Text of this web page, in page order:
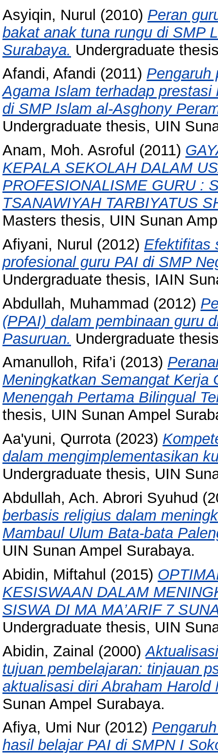
Asyiqin, Nurul (2010) Peran
bakat anak tuna rungu di SMP
Surabaya. Undergraduate
Afandi, Afandi (2011) Pengaruh
Agama Islam terhadap
di SMP Islam al-Asghony
Undergraduate thesis, UIN
Anam, Moh. Asroful (2011)
KEPALA SEKOLAH DALAM
PROFESIONALISME GURU :
TSANAWIYAH TARBIYATUS
Masters thesis, UIN Sunan
Afiyani, Nurul (2012) Efektifitas
profesional guru PAI di SMP
Undergraduate thesis, IAIN
Abdullah, Muhammad (2012)
(PPAI) dalam pembinaan guru
Pasuruan. Undergraduate
Amanulloh, Rifa’i (2013)
Meningkatkan Semangat Kerja
Menengah Pertama Bilingual
thesis, UIN Sunan Ampel
Aa'yuni, Qurrota(2023)
dalam mengimplementasikan
Undergraduate thesis, UIN
Abdullah, Ach. Abrori Syuhud
berbasis religius dalam
Mambaul Ulum Bata-bata
UIN Sunan Ampel Surabaya.
Abidin, Miftahul (2015)
KESISWAAN DALAM
SISWA DI MA MA’ARIF 7
Undergraduate thesis, UIN
Abidin, Zainal (2000)
tujuan pembelajaran: tinjauan
aktualisasi diri Abraham Harold
Sunan Ampel Surabaya.
Afiya, Umi Nur (2012)
hasil belajar PAI di SMPN I